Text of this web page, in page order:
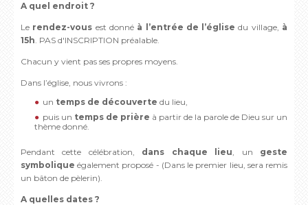
A quel endroit ?
Le rendez-vous est donné à l’entrée de l’églisedu village, à
15h. PAS d'INSCRIPTION préalable.
Chacun y vient pas ses propres moyens.
Dans l’église, nous vivrons :
un temps de découverte du lieu,
puis un temps de prière à partir de la parole de Dieu sur un
thème donné.
Pendant cette célébration, dans chaque lieu, un geste
symboliqueégalement proposé - (Dans le premier lieu, sera remis
un bâton de pèlerin).
A quelles dates ?